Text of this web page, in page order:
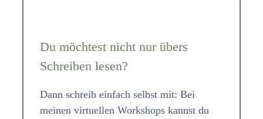
Du möchtest nicht nur übers
Schreiben lesen?
Dann schreib einfach selbst mit: Bei
meinen virtuellen Workshops kannst du